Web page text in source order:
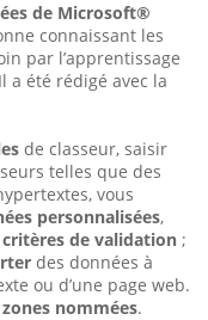
de Microsoft®
connaissant les
par l’apprentissage
a été rédigé avec la
de classeur, saisir
telles que des
vous
personnalisées,
critères de validation ;
des données à
ou d’une page web.
zones nommées.